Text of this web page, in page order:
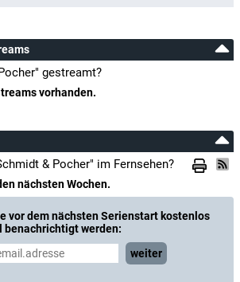
gestreamt?
vorhanden.
& Pocher" im Fernsehen?
nächsten Wochen.
vor dem nächsten Serienstart kostenlos
benachrichtigt werden:
weiter